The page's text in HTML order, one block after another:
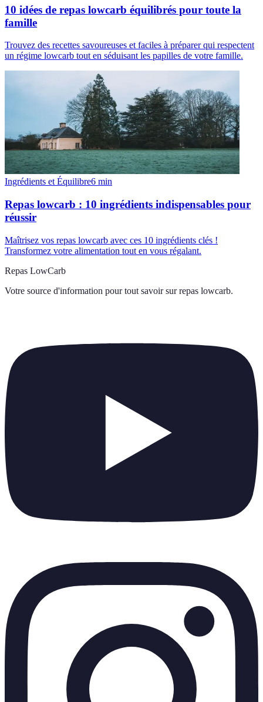
10 idées de repas lowcarb équilibrés pour toute la
famille
Trouvez des recettes savoureuses et faciles à préparer qui respectent
un régime lowcarb tout en séduisant les papilles de votre famille.
Ingrédients et Équilibre6 min
Repas lowcarb : 10 ingrédients indispensables pour
réussir
Maîtrisez vos repas lowcarb avec ces 10 ingrédients clés !
Transformez votre alimentation tout en vous régalant.
Repas LowCarb
Votre source d'information pour tout savoir sur repas lowcarb.